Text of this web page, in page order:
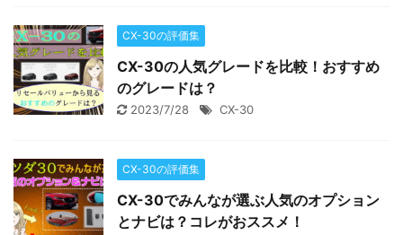
CX-30の評価集
CX-30の人気グレードを比較！おすすめ
のグレードは？
2023/7/28 CX-30
CX-30の評価集
CX-30でみんなが選ぶ人気のオプション
とナビは？コレがおススメ！